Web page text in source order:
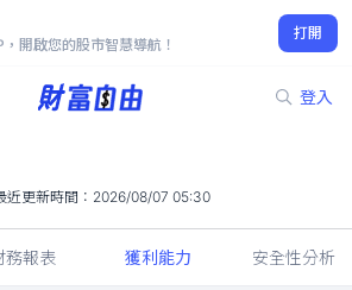
開啟您的股市智慧導航！
打開
登入
94.80
5.34%
近更新時間： 2026/08/07 05:30
務報表 獲利能力 安全性分析